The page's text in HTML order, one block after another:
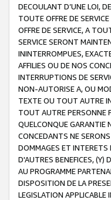
DECOULANT D’UNE LOI,
TOUTE OFFRE DE
OFFRE DE SERVICE, A
SERVICE SERONT
ININTERROMPUES,
AFFILIES OU DE NOS
INTERRUPTIONS DE
NON-AUTORISE A, OU
TEXTE OU TOUT AUTRE
TOUT AUTRE PERSONNE
QUELCONQUE GARANTIE
CONCEDANTS NE
DOMMAGES ET INTERETS
D'AUTRES BENEFICES, (Y)
AU PROGRAMME
DISPOSITION DE LA
LEGISLATION APPLICABLE